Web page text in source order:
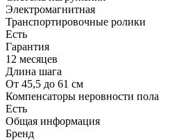
Электромагнитная
Транспортировочные ролики
Есть
Гарантия
12 месяцев
Длина шага
От 45,5 до 61 см
Компенсаторы неровности пола
Есть
Общая информация
Бренд